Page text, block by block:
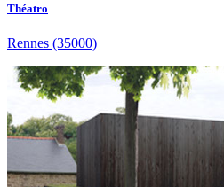
Théatro
Rennes (35000)